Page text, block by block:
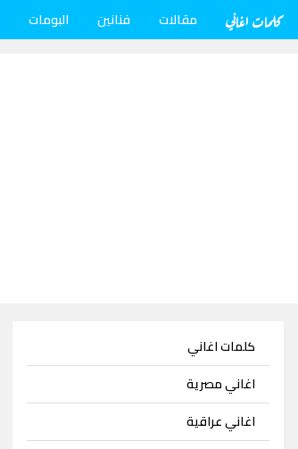
كلمات اغاني مقالات فنانين البومات
كلمات اغاني
اغاني مصرية
اغاني عراقية